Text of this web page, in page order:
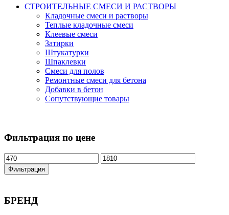
СТРОИТЕЛЬНЫЕ СМЕСИ И РАСТВОРЫ
Кладочные смеси и растворы
Теплые кладочные смеси
Клеевые смеси
Затирки
Штукатурки
Шпаклевки
Смеси для полов
Ремонтные смеси для бетона
Добавки в бетон
Сопутствующие товары
Фильтрация по цене
Фильтрация
БРЕНД